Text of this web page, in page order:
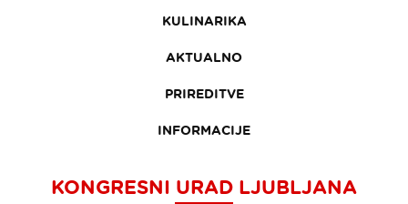
KULINARIKA
AKTUALNO
PRIREDITVE
INFORMACIJE
KONGRESNI URAD LJUBLJANA